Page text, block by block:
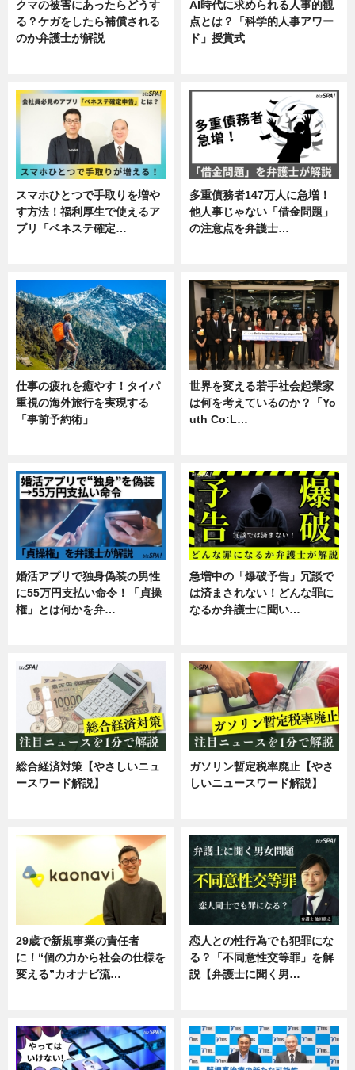
クマの被害にあったらどうす
る？ケガをしたら補償される
のか弁護士が解説
AI時代に求められる人事的観
点とは？「科学的人事アワー
ド」授賞式
スマホひとつで手取りを増や
す方法！福利厚生で使えるア
プリ「ベネステ確定…
多重債務者147万人に急増！
他人事じゃない「借金問題」
の注意点を弁護士…
仕事の疲れを癒やす！タイパ
重視の海外旅行を実現する
「事前予約術」
世界を変える若手社会起業家
は何を考えているのか？「Yo
uth Co:L…
婚活アプリで独身偽装の男性
に55万円支払い命令！「貞操
権」とは何かを弁…
急増中の「爆破予告」冗談で
は済まされない！どんな罪に
なるか弁護士に聞い…
総合経済対策【やさしいニュ
ースワード解説】
ガソリン暫定税率廃止【やさ
しいニュースワード解説】
29歳で新規事業の責任者
に！“個の力から社会の仕様を
変える”カオナビ流…
恋人との性行為でも犯罪にな
る？「不同意性交等罪」を解
説【弁護士に聞く男…